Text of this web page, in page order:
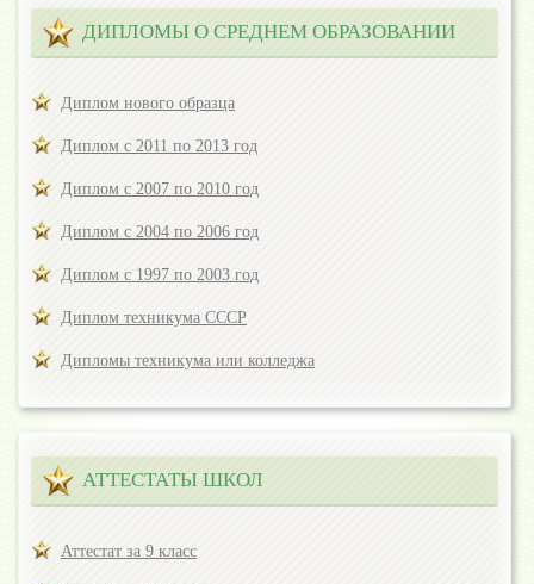
ДИПЛОМЫ О СРЕДНЕМ ОБРАЗОВАНИИ
Диплом нового образца
Диплом с 2011 по 2013 год
Диплом с 2007 по 2010 год
Диплом с 2004 по 2006 год
Диплом с 1997 по 2003 год
Диплом техникума СССР
Дипломы техникума или колледжа
АТТЕСТАТЫ ШКОЛ
Аттестат за 9 класс